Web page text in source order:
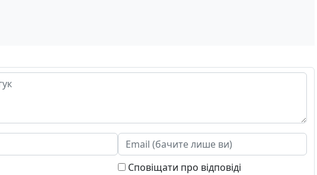
Сповіщати про відповіді